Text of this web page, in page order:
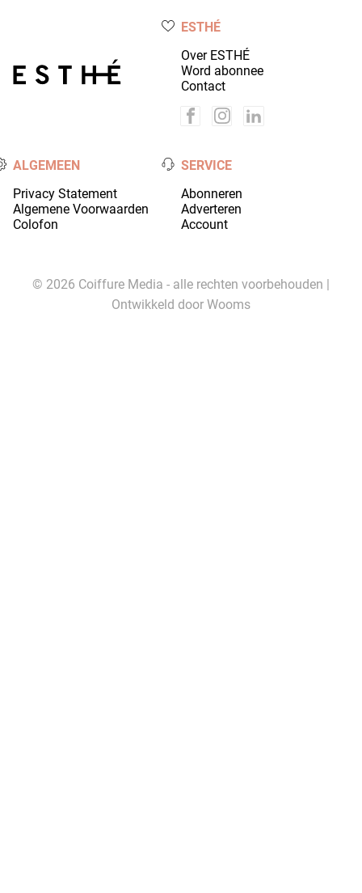
ESTHÉ
Over ESTHÉ
Word abonnee
Contact
ALGEMEEN
Privacy Statement
Algemene Voorwaarden
Colofon
SERVICE
Abonneren
Adverteren
Account
© 2026 Coiffure Media - alle rechten voorbehouden |
Ontwikkeld door Wooms